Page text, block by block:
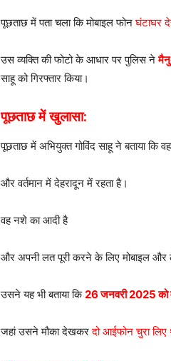
पूछताछ में पता चला कि मोबाइल फोनघंटाघर
उस व्यक्ति की फोटो के आधार पर पुलिस ने
साहू को गिरफ्तार किया।
पूछताछ में खुलासा:
पूछताछ में अभियुक्त गोविंद साहू ने बताया कि
और वर्तमान में देहरादून में रहता है।
वह नशे का आदी है
और अपनी लत पूरी करने के लिए मोबाइल और
उसने यह भी बताया कि26 जनवरी 2025 को
जहां उसने मौका देखकरदो आईफोन चुरा लिए